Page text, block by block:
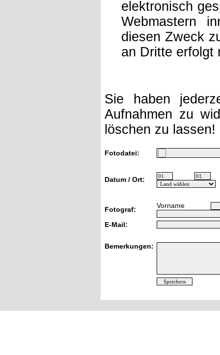
elektronisch
Webmastern
diesen Zweck
an Dritte erfolgt
Sie haben
Aufnahmen zu
löschen zu
Fotodatei:
Datum / Ort:
Fotograf: Vorname
E-Mail:
Bemerkungen: